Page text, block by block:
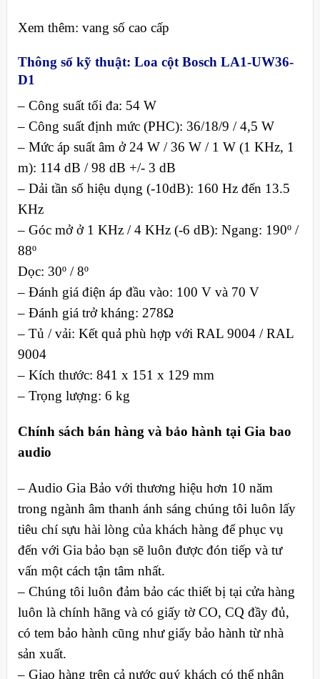
Xem thêm: vang số cao cấp
Thông số kỹ thuật: Loa cột Bosch LA1-UW36-
D1
– Công suất tối đa: 54 W
– Công suất định mức (PHC): 36/18/9 / 4,5 W
– Mức áp suất âm ở 24 W / 36 W / 1 W (1 KHz, 1
m): 114 dB / 98 dB +/- 3 dB
– Dải tần số hiệu dụng (-10dB): 160 Hz đến 13.5
KHz
– Góc mở ở 1 KHz / 4 KHz (-6 dB): Ngang: 190º /
88º
Dọc: 30º / 8º
– Đánh giá điện áp đầu vào: 100 V và 70 V
– Đánh giá trở kháng: 278Ω
– Tủ / vải: Kết quả phù hợp với RAL 9004 / RAL
9004
– Kích thước: 841 x 151 x 129 mm
– Trọng lượng: 6 kg
Chính sách bán hàng và bảo hành tại Gia bao
audio
– Audio Gia Bảo với thương hiệu hơn 10 năm
trong ngành âm thanh ánh sáng chúng tôi luôn lấy
tiêu chí sựu hài lòng của khách hàng để phục vụ
đến với Gia bảo bạn sẽ luôn được đón tiếp và tư
vấn một cách tận tâm nhất.
– Chúng tôi luôn đảm bảo các thiết bị tại cửa hàng
luôn là chính hãng và có giấy tờ CO, CQ đầy đủ,
có tem bảo hành cũng như giấy bảo hành từ nhà
sản xuất.
– Giao hàng trên cả nước quý khách có thể nhận